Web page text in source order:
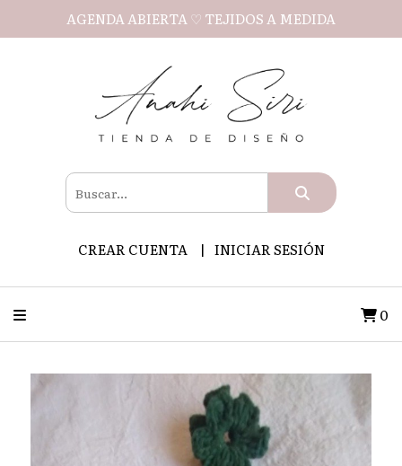
AGENDA ABIERTA ♡ TEJIDOS A MEDIDA
CREAR CUENTA INICIAR SESIÓN
0